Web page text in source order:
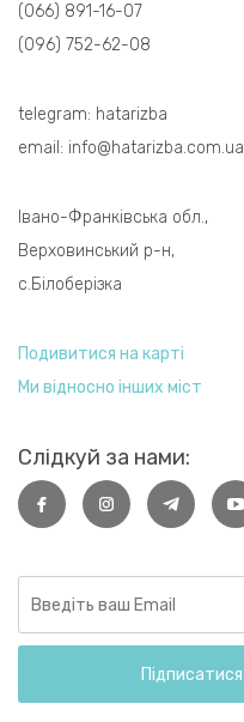
(066) 891-16-07
(096) 752-62-08
telegram: hatarizba
email: info@hatarizba.com.ua
Івано-Франківська обл.,
Верховинський р-н,
с.Білоберізка
Подивитися на карті
Ми відносно інших міст
Слідкуй за нами: